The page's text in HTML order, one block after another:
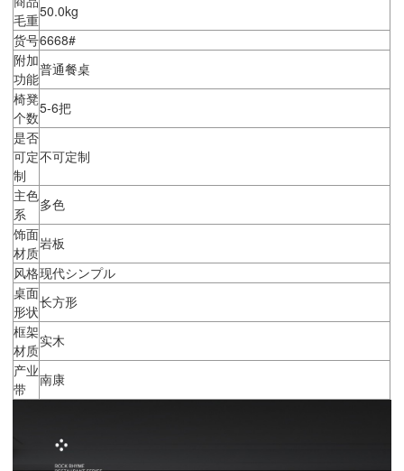
毛重50.0kg
货号6668#
附加
功能
普通餐桌
椅凳
个数
5-6把
是否
可定
制
不可定制
主色
系
多色
饰面
材质
岩板
风格现代シンプル
桌面
形状
长方形
框架
材质
实木
产业
带
南康